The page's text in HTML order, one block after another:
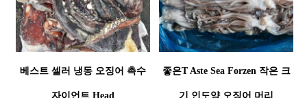
베스트 셀러 냉동 오징어 촉수
자이언트 HeaD
좋은TAste Sea Forzen 작은 크
기 인도양 오징어 머리